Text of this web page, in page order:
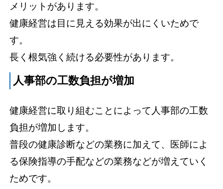
メリットがあります。
健康経営は目に見える効果が出にくいためで
す。
長く根気強く続ける必要性があります。
人事部の工数負担が増加
健康経営に取り組むことによって人事部の工数
負担が増加します。
普段の健康診断などの業務に加えて、医師によ
る保険指導の手配などの業務などが増えていく
ためです。